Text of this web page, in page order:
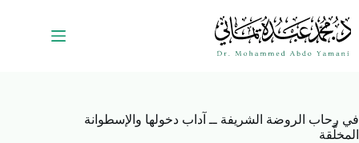
في رحاب الروضة الشريفة ــ آداب دخولها والإسطوانة
المخلَّقة